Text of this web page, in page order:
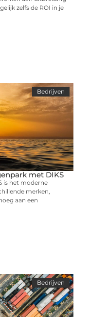
zelfs de ROI in je
Bedrijven
met DIKS
is het moderne
merken,
aan een
Bedrijven